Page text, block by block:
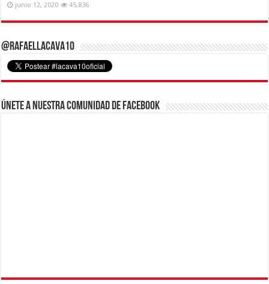
junio 12, 2020 45,836
@RafaelLacava10
Únete a nuestra comunidad de Facebook